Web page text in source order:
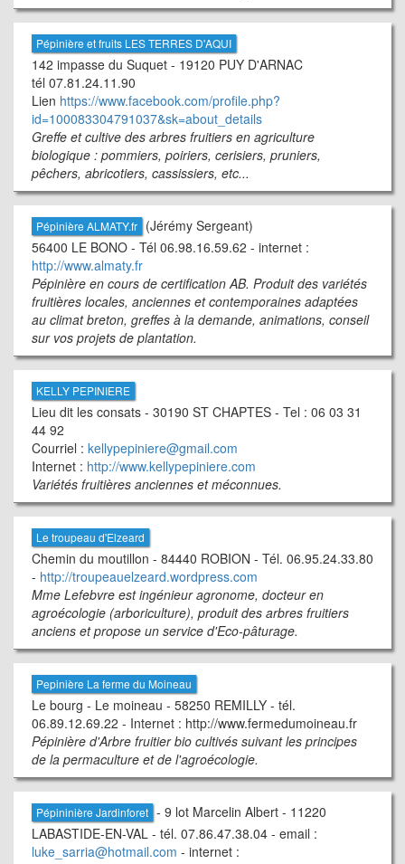
Pépinière et fruits LES TERRES D'AQUI
142 impasse du Suquet - 19120 PUY D'ARNAC
tél 07.81.24.11.90
Lien https://www.facebook.com/profile.php?
id=100083304791037&sk=about_details
Greffe et cultive des arbres fruitiers en agriculture
biologique : pommiers, poiriers, cerisiers, pruniers,
pêchers, abricotiers, cassissiers, etc...
Pépinière ALMATY.fr (Jérémy Sergeant)
56400 LE BONO - Tél 06.98.16.59.62 - internet :
http://www.almaty.fr
Pépinière en cours de certification AB. Produit des variétés
fruitières locales, anciennes et contemporaines adaptées
au climat breton, greffes à la demande, animations, conseil
sur vos projets de plantation.
KELLY PEPINIERE
Lieu dit les consats - 30190 ST CHAPTES - Tel : 06 03 31
44 92
Courriel : kellypepiniere@gmail.com
Internet : http://www.kellypepiniere.com
Variétés fruitières anciennes et méconnues.
Le troupeau d'Elzeard
Chemin du moutillon - 84440 ROBION - Tél. 06.95.24.33.80
- http://troupeauelzeard.wordpress.com
Mme Lefebvre est ingénieur agronome, docteur en
agroécologie (arboriculture), produit des arbres fruitiers
anciens et propose un service d'Eco-pâturage.
Pepinière La ferme du Moineau
Le bourg - Le moineau - 58250 REMILLY - tél.
06.89.12.69.22 - Internet : http://www.fermedumoineau.fr
Pépinière d'Arbre fruitier bio cultivés suivant les principes
de la permaculture et de l'agroécologie.
Pépininière Jardinforet - 9 lot Marcelin Albert - 11220
LABASTIDE-EN-VAL - tél. 07.86.47.38.04 - email :
luke_sarria@hotmail.com - internet :